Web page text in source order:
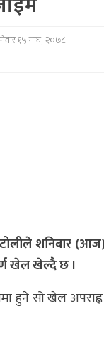
१५ माघ, २०७८
शनिबार
खेल खेल्दै छ ।
हुने सो खेल